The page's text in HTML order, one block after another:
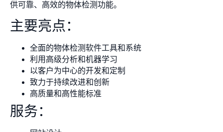
供可靠、高效的物体检测功能。
主要亮点：
全面的物体检测软件工具和系统
利用高级分析和机器学习
以客户为中心的开发和定制
致力于持续改进和创新
高质量和高性能标准
服务：